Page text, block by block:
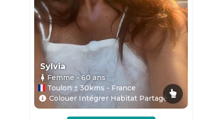
Sylvia
Femme - 60ans
Toulon ± 30kms - France
Colouer Intégrer Habitat Partagé